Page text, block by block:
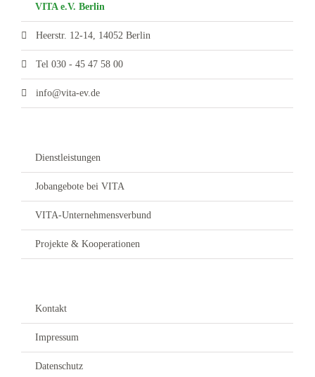
VITA e.V. Berlin
Heerstr. 12-14, 14052 Berlin
Tel 030 - 45 47 58 00
info@vita-ev.de
Dienstleistungen
Jobangebote bei VITA
VITA-Unternehmensverbund
Projekte & Kooperationen
Kontakt
Impressum
Datenschutz